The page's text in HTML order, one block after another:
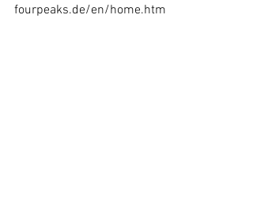
fourpeaks.de/en/home.htm